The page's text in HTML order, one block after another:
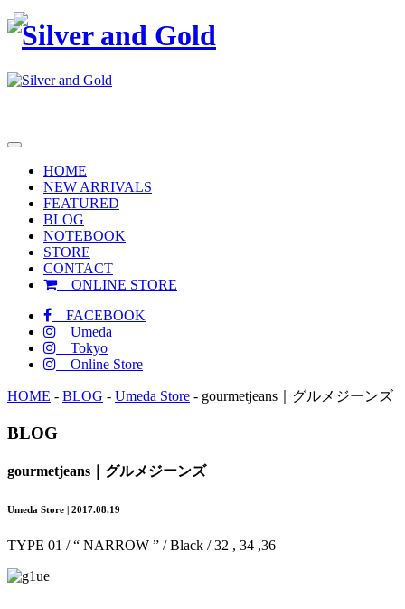
toggle
navigation
HOME
NEW ARRIVALS
FEATURED
BLOG
NOTEBOOK
STORE
CONTACT
ONLINE STORE
FACEBOOK
Umeda
Tokyo
Online Store
HOME - BLOG - Umeda Store - gourmetjeans｜グルメジーンズ
BLOG
gourmetjeans｜グルメジーンズ
Umeda Store | 2017.08.19
TYPE 01 / “ NARROW ” / Black / 32 , 34 ,36